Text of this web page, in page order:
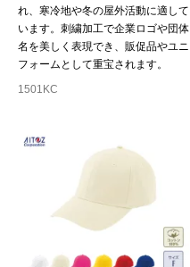
れ、寒冷地や冬の屋外活動に適して
います。刺繍加工で企業ロゴや団体
名を美しく表現でき、販促品やユニ
フォームとして重宝されます。
1501KC